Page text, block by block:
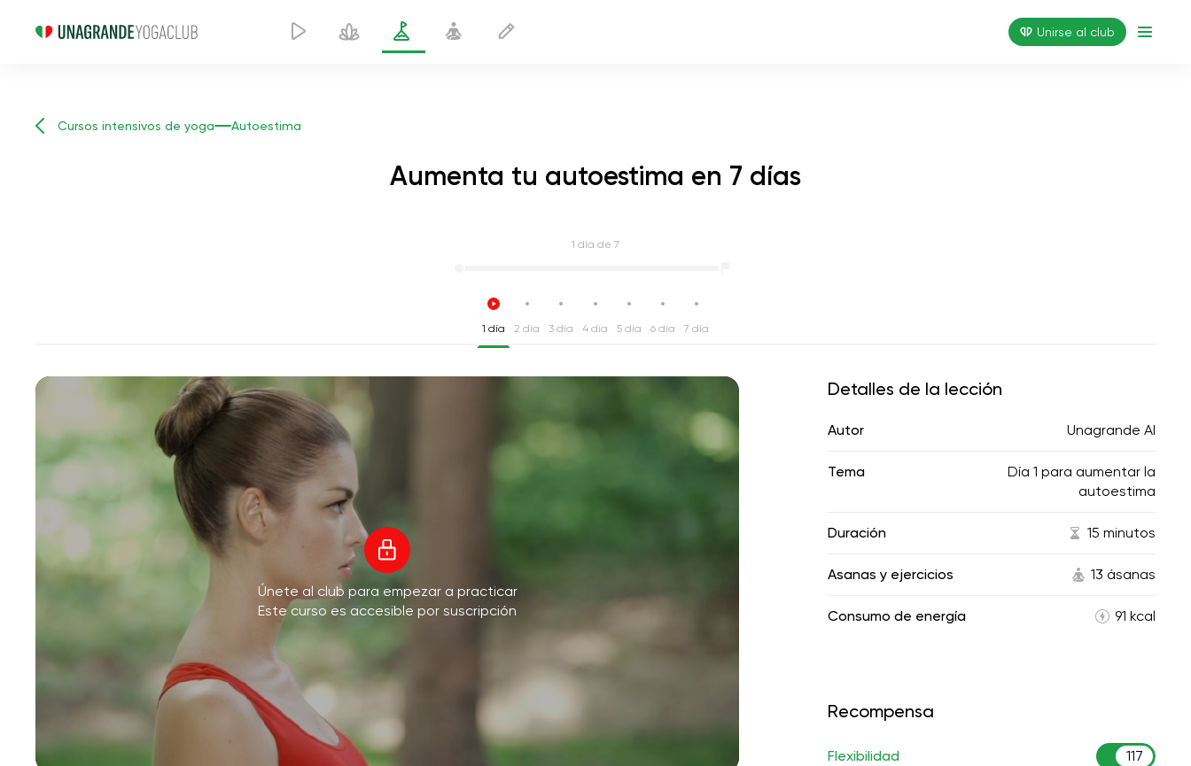
Unirse al club
Cursos intensivos de yoga Autoestima
Aumenta tu autoestima en 7 días
1 día de 7
1 día 2 día 3 día 4 día 5 día 6 día 7 día
Músicalluvia de verano
silencio de montaña
la voz del viento
bosque de primavera
Únete al club para empezar a practicar
Este curso es accesible por suscripción
Detalles de la lección
Autor Unagrande AI
Tema
Día 1 para aumentar la
autoestima
Duración 15 minutos
Asanas y ejercicios 13 ásanas
Consumo de energía 91 kcal
Recompensa
Flexibilidad 117